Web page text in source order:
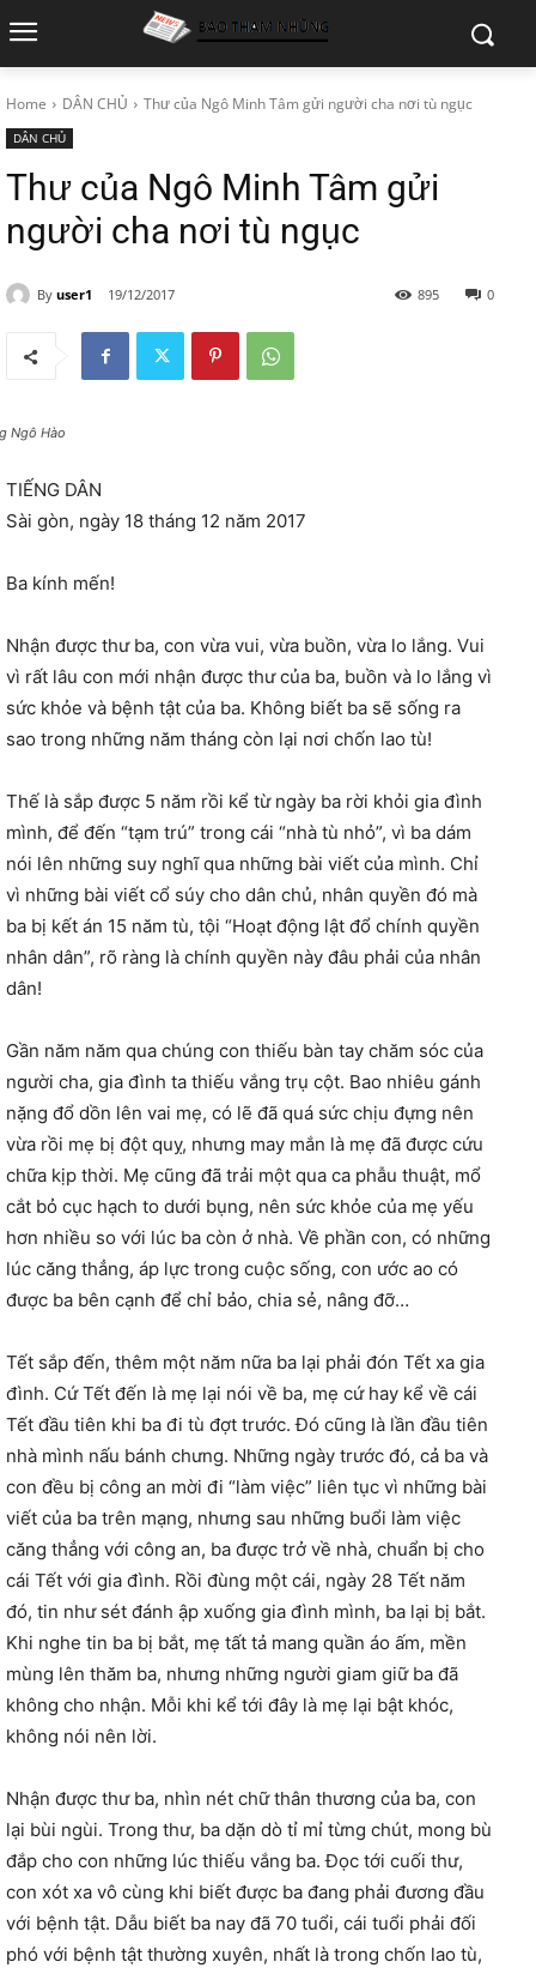
Home DÂN CHỦ Thư của Ngô Minh Tâm gửi người cha nơi tù ngục
DÂN CHỦ
Thư của Ngô Minh Tâm gửi
người cha nơi tù ngục
By user1 19/12/2017 0
895
Ngô Hào
TIẾNG DÂN
Sài gòn, ngày 18 tháng 12 năm 2017
Ba kính mến!
Nhận được thư ba, con vừa vui, vừa buồn, vừa lo lắng. Vui
vì rất lâu con mới nhận được thư của ba, buồn và lo lắng vì
sức khỏe và bệnh tật của ba. Không biết ba sẽ sống ra
sao trong những năm tháng còn lại nơi chốn lao tù!
Thế là sắp được 5 năm rồi kể từ ngày ba rời khỏi gia đình
mình, để đến “tạm trú” trong cái “nhà tù nhỏ”, vì ba dám
nói lên những suy nghĩ qua những bài viết của mình. Chỉ
vì những bài viết cổ súy cho dân chủ, nhân quyền đó mà
ba bị kết án 15 năm tù, tội “Hoạt động lật đổ chính quyền
nhân dân”, rõ ràng là chính quyền này đâu phải của nhân
dân!
Gần năm năm qua chúng con thiếu bàn tay chăm sóc của
người cha, gia đình ta thiếu vắng trụ cột. Bao nhiêu gánh
nặng đổ dồn lên vai mẹ, có lẽ đã quá sức chịu đựng nên
vừa rồi mẹ bị đột quỵ, nhưng may mắn là mẹ đã được cứu
chữa kịp thời. Mẹ cũng đã trải một qua ca phẫu thuật, mổ
cắt bỏ cục hạch to dưới bụng, nên sức khỏe của mẹ yếu
hơn nhiều so với lúc ba còn ở nhà. Về phần con, có những
lúc căng thẳng, áp lực trong cuộc sống, con ước ao có
được ba bên cạnh để chỉ bảo, chia sẻ, nâng đỡ…
Tết sắp đến, thêm một năm nữa ba lại phải đón Tết xa gia
đình. Cứ Tết đến là mẹ lại nói về ba, mẹ cứ hay kể về cái
Tết đầu tiên khi ba đi tù đợt trước. Đó cũng là lần đầu tiên
nhà mình nấu bánh chưng. Những ngày trước đó, cả ba và
con đều bị công an mời đi “làm việc” liên tục vì những bài
viết của ba trên mạng, nhưng sau những buổi làm việc
căng thẳng với công an, ba được trở về nhà, chuẩn bị cho
cái Tết với gia đình. Rồi đùng một cái, ngày 28 Tết năm
đó, tin như sét đánh ập xuống gia đình mình, ba lại bị bắt.
Khi nghe tin ba bị bắt, mẹ tất tả mang quần áo ấm, mền
mùng lên thăm ba, nhưng những người giam giữ ba đã
không cho nhận. Mỗi khi kể tới đây là mẹ lại bật khóc,
không nói nên lời.
Nhận được thư ba, nhìn nét chữ thân thương của ba, con
lại bùi ngùi. Trong thư, ba dặn dò tỉ mỉ từng chút, mong bù
đắp cho con những lúc thiếu vắng ba. Đọc tới cuối thư,
con xót xa vô cùng khi biết được ba đang phải đương đầu
với bệnh tật. Dẫu biết ba nay đã 70 tuổi, cái tuổi phải đối
phó với bệnh tật thường xuyên, nhất là trong chốn lao tù,